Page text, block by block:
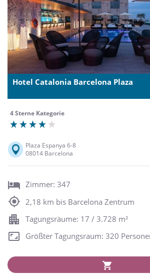
Hotel Catalonia Barcelona Plaza
4 Sterne Kategorie
Plaza Espanya 6-8
08014 Barcelona
Zimmer: 347
2,18 km bis Barcelona Zentrum
Tagungsräume: 17 / 3.728 m²
Größter Tagungsraum: 320